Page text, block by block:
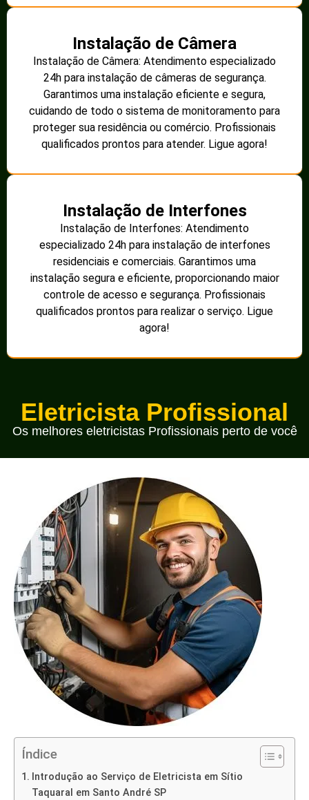
Instalação de Câmera
Instalação de Câmera: Atendimento especializado
24h para instalação de câmeras de segurança.
Garantimos uma instalação eficiente e segura,
cuidando de todo o sistema de monitoramento para
proteger sua residência ou comércio. Profissionais
qualificados prontos para atender. Ligue agora!
Instalação de Interfones
Instalação de Interfones: Atendimento
especializado 24h para instalação de interfones
residenciais e comerciais. Garantimos uma
instalação segura e eficiente, proporcionando maior
controle de acesso e segurança. Profissionais
qualificados prontos para realizar o serviço. Ligue
agora!
Eletricista Profissional
Os melhores eletricistas Profissionais perto de você
Índice
Introdução ao Serviço de Eletricista em Sítio
Taquaral em Santo André SP